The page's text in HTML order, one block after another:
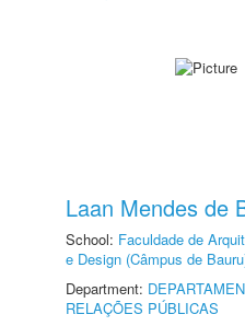
Laan Mendes de
School: Faculdade de
e Design (Câmpus de
Department:
RELAÇÕES PÚBLICAS